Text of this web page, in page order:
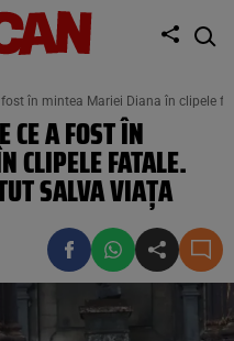
în mintea Mariei Diana în clipele
CE A FOST ÎN
FATALE.
SALVA VIAŢA